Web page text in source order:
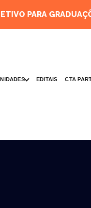
PARA
EDITAIS CTA